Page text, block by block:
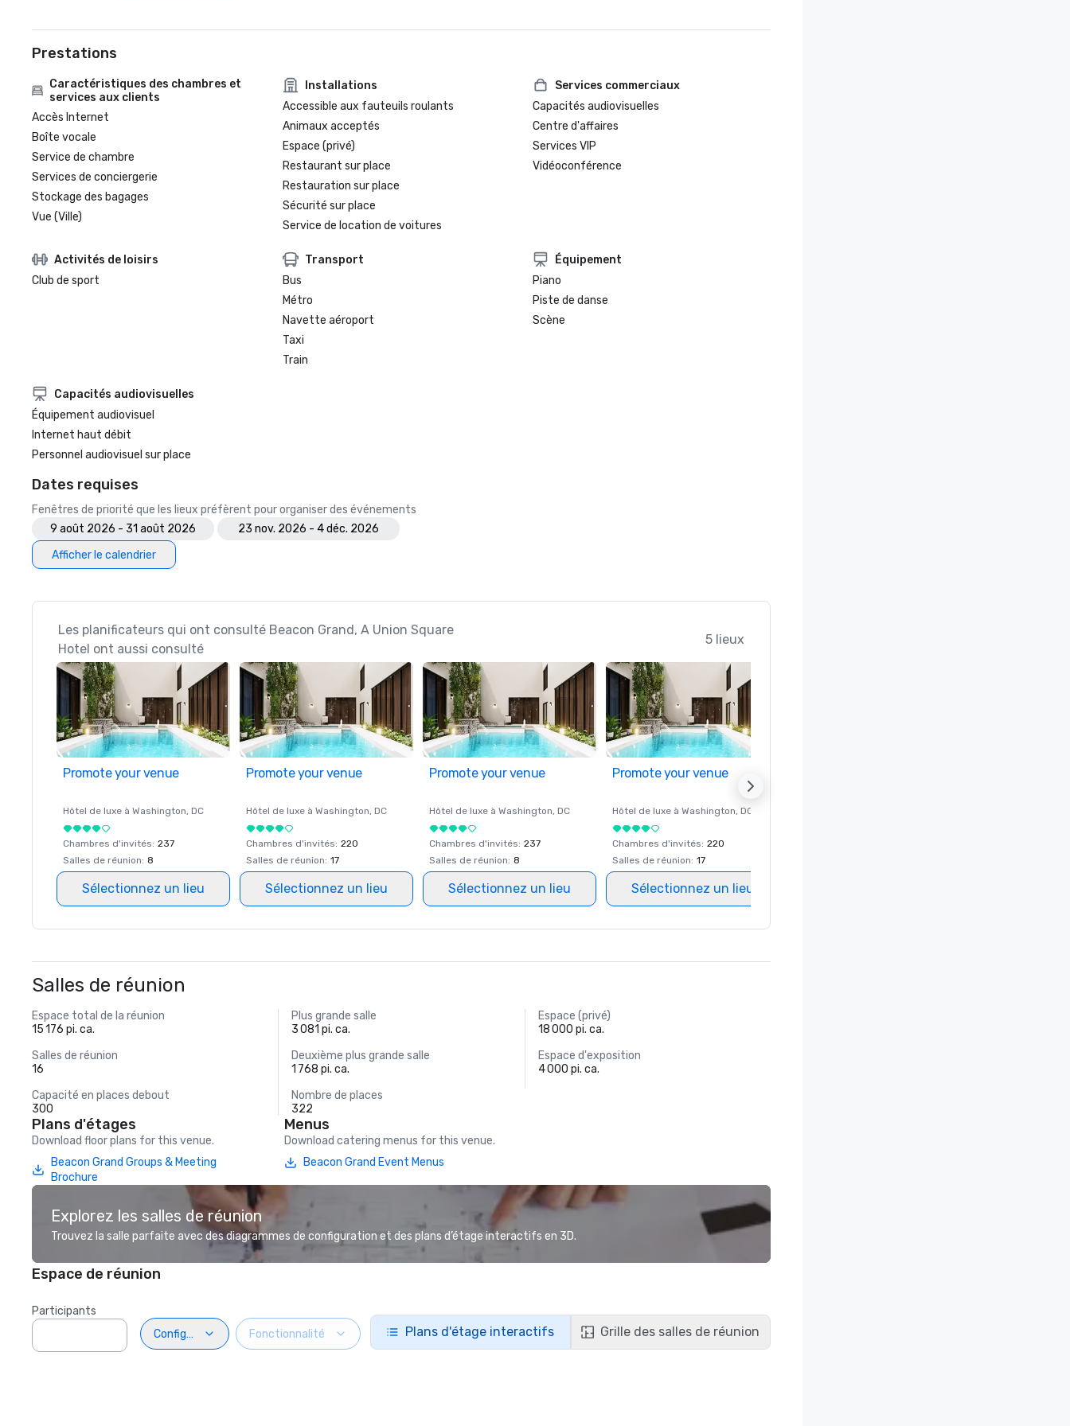
Prestations
Caractéristiques des chambres et
services aux clients
Accès Internet
Boîte vocale
Service de chambre
Services de conciergerie
Stockage des bagages
Vue (Ville)
Installations
Accessible aux fauteuils roulants
Animaux acceptés
Espace (privé)
Restaurant sur place
Restauration sur place
Sécurité sur place
Service de location de voitures
Services commerciaux
Capacités audiovisuelles
Centre d'affaires
Services VIP
Vidéoconférence
Activités de loisirs
Club de sport
Transport
Bus
Métro
Navette aéroport
Taxi
Train
Équipement
Piano
Piste de danse
Scène
Capacités audiovisuelles
Équipement audiovisuel
Internet haut débit
Personnel audiovisuel sur place
Dates requises
Fenêtres de priorité que les lieux préfèrent pour organiser des événements
9 août 2026 - 31 août 2026
23 nov. 2026 - 4 déc. 2026
Afficher le calendrier
Les planificateurs qui ont consulté Beacon Grand, A Union Square
Hotel ont aussi consulté
5 lieux
Promote your venue
Hôtel de luxe à Washington, DC
Chambres d'invités: 237
Salles de réunion: 8
Sélectionnez un lieu
Promote your venue
Hôtel de luxe à Washington, DC
Chambres d'invités: 220
Salles de réunion: 17
Sélectionnez un lieu
Promote your venue
Hôtel de luxe à Washington, DC
Chambres d'invités: 237
Salles de réunion: 8
Sélectionnez un lieu
Promote your venue
Hôtel de luxe à Washington, DC
Chambres d'invités: 220
Salles de réunion: 17
Sélectionnez un lieu
Salles de réunion
Espace total de la réunion
15 176 pi. ca.
Plus grande salle
3 081 pi. ca.
Espace (privé)
18 000 pi. ca.
Salles de réunion
16
Deuxième plus grande salle
1 768 pi. ca.
Espace d'exposition
4 000 pi. ca.
Capacité en places debout
300
Nombre de places
322
Plans d'étages
Download floor plans for this venue.
Beacon Grand Groups & Meeting
Brochure
Menus
Download catering menus for this venue.
Beacon Grand Event Menus
Explorez les salles de réunion
Trouvez la salle parfaite avec des diagrammes de configuration et des plans d’étage interactifs en 3D.
Espace de réunion
Participants
Configuration
Fonctionnalité Plans d'étage interactifs Grille des salles de réunion